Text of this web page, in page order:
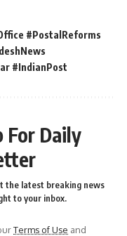
#PostalReforms
#IndianPost
For Daily
the latest breaking news
to your inbox.
Terms of Use and